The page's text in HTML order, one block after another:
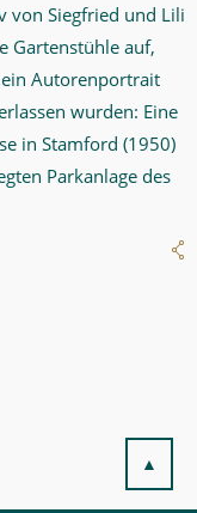
von Siegfried und Lili
Gartenstühle auf,
Autorenportrait
wurden: Eine
in Stamford (1950)
Parkanlage des
▲